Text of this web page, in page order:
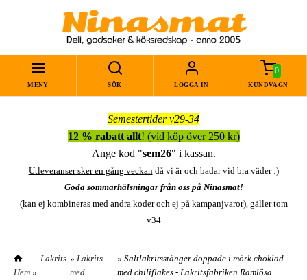
MENY SÖK LOGGA IN
0
KUNDVAGN
Semestertider v29-34
12 % rabatt allt! (vid köp över 250 kr)
Ange kod "sem26" i kassan.
Utleveranser sker en gång veckandå vi är och badar vid bra väder :)
Goda sommarhälsningar från oss på Ninasmat!
(kan ej kombineras med andra koder och ej på kampanjvaror), gäller tom
v34
Hem »
Lakrits » Lakrits
med
» Saltlakritsstänger doppade i mörk choklad
med chiliflakes - Lakritsfabriken Ramlösa